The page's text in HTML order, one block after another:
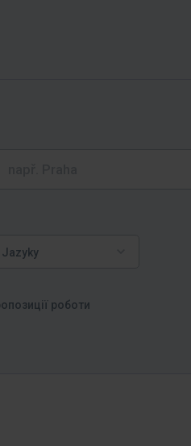
Jazyky
роботи